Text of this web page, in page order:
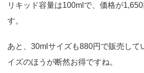
リキッド容量は100mlで、価格が
す。
あと、30mlサイズも880円で販売して
イズのほうが断然お得ですね。